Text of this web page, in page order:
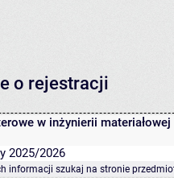
o rejestracji
w inżynierii materiałowej
2025/2026
informacji szukaj na stronie